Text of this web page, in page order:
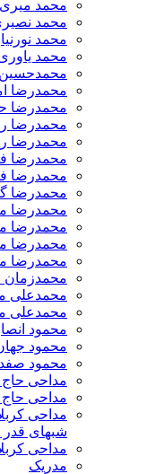
محمد میری
محمد
محمد نورنیا
محمد
محمدرضا
محمدرضا
محمدرضا
محمدرضا
محمدرضا
محمدرضا
محمدرضا
محمدرضا
محمدرضا
محمدرضا
محمدرضا
محمدعلی
محمدعلی
محمود
محمود
محمود
مداحی
مداحی حاج
مداحی
شبهای قدر ۹۶
مداحی
مدریک